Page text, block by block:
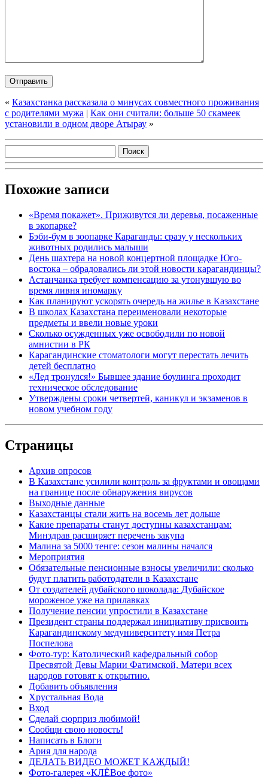
« Казахстанка рассказала о минусах совместного проживания
с родителями мужа | Как они считали: больше 50 скамеек
установили в одном дворе Атырау »
Похожие записи
«Время покажет». Приживутся ли деревья, посаженные
в экопарке?
Бэби-бум в зоопарке Караганды: сразу у нескольких
животных родились малыши
День шахтера на новой концертной площадке Юго-
востока – обрадовались ли этой новости карагандинцы?
Астанчанка требует компенсацию за утонувшую во
время ливня иномарку
Как планируют ускорять очередь на жилье в Казахстане
В школах Казахстана переименовали некоторые
предметы и ввели новые уроки
Сколько осужденных уже освободили по новой
амнистии в РК
Карагандинские стоматологи могут перестать лечить
детей бесплатно
«Лед тронулся!» Бывшее здание боулинга проходит
техническое обследование
Утверждены сроки четвертей, каникул и экзаменов в
новом учебном году
Страницы
Архив опросов
В Казахстане усилили контроль за фруктами и овощами
на границе после обнаружения вирусов
Выходные данные
Казахстанцы стали жить на восемь лет дольше
Какие препараты станут доступны казахстанцам:
Минздрав расширяет перечень закупа
Малина за 5000 тенге: сезон малины начался
Мероприятия
Обязательные пенсионные взносы увеличили: сколько
будут платить работодатели в Казахстане
От создателей дубайского шоколада: Дубайское
мороженое уже на прилавках
Получение пенсии упростили в Казахстане
Президент страны поддержал инициативу присвоить
Карагандинскому медуниверситету имя Петра
Поспелова
Фото-тур: Католический кафедральный собор
Пресвятой Девы Марии Фатимской, Матери всех
народов готовят к открытию.
Добавить объявления
Хрустальная Вода
Вход
Сделай сюрприз любимой!
Сообщи свою новость!
Написать в Блоги
Ария для народа
ДЕЛАТЬ ВИДЕО МОЖЕТ КАЖДЫЙ!
Фото-галерея «КЛЁВое фото»